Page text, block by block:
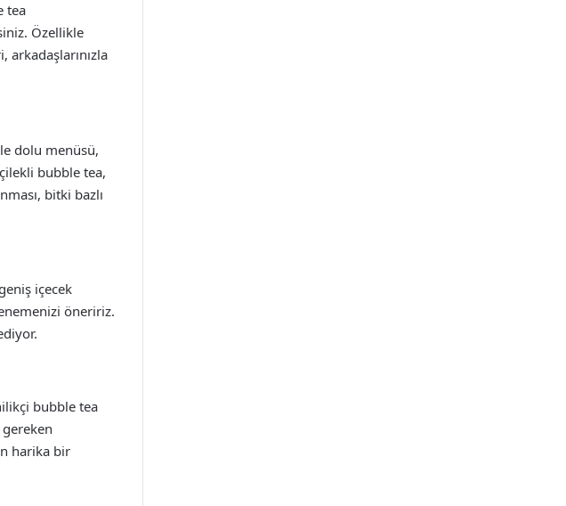
tea
Özellikle
arkadaşlarınızla
dolu menüsü,
bubble tea,
bitki bazlı
içecek
öneririz.
bubble tea
harika bir